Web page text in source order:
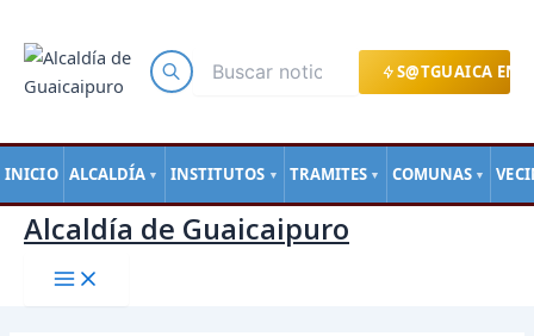
S@TGUAICA EN
INICIO ALCALDÍA ▼ INSTITUTOS ▼ TRAMITES ▼ COMUNAS ▼
contenido
Alcaldía de Guaicaipuro
de
entradas